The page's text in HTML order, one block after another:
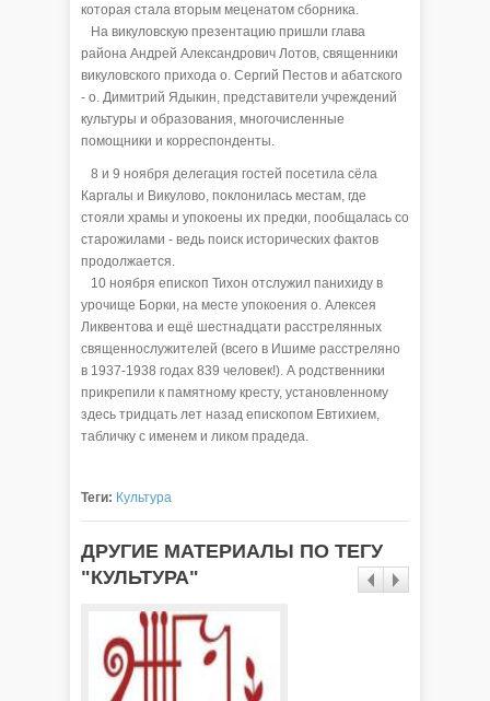
которая стала вторым меценатом сборника.
На викуловскую презентацию пришли глава
района Андрей Александрович Лотов, священники
викуловского прихода о. Сергий Пестов и абатского
- о. Димитрий Ядыкин, представители учреждений
культуры и образования, многочисленные
помощники и корреспонденты.
8 и 9 ноября делегация гостей посетила сёла
Каргалы и Викулово, поклонилась местам, где
стояли храмы и упокоены их предки, пообщалась со
старожилами - ведь поиск исторических фактов
продолжается.
10 ноября епископ Тихон отслужил панихиду в
урочище Борки, на месте упокоения о. Алексея
Ликвентова и ещё шестнадцати расстрелянных
священнослужителей (всего в Ишиме расстреляно
в 1937-1938 годах 839 человек!). А родственники
прикрепили к памятному кресту, установленному
здесь тридцать лет назад епископом Евтихием,
табличку с именем и ликом прадеда.
Теги: Культура
ДРУГИЕ МАТЕРИАЛЫ ПО ТЕГУ
"КУЛЬТУРА"